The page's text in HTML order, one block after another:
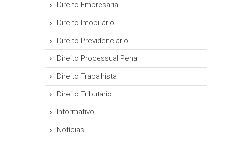
Direito Empresarial
Direito Imobiliário
Direito Previdenciário
Direito Processual Penal
Direito Trabalhista
Direito Tributário
Informativo
Notícias